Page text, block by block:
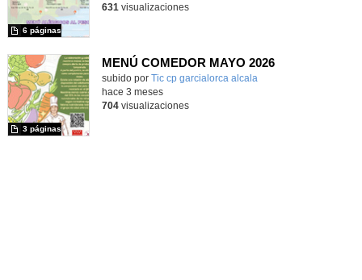
6 páginas
631 visualizaciones
MENÚ COMEDOR MAYO 2026
subido por Tic cp garcialorca alcala
3 páginas
hace 3 meses
704visualizaciones